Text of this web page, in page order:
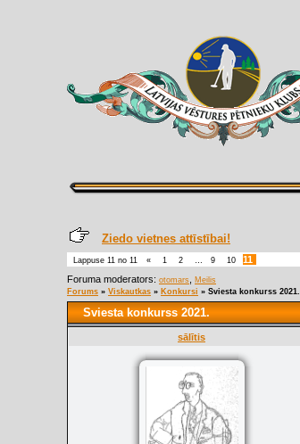
Ziedo vietnes attīstībai!
Lappuse 11 no 11 « 1 2 … 9 10
11
Foruma moderators: otomars
Meilis
Forums » Viskautkas » Konkursi » Sviesta konkurss 2021.
Sviesta konkurss 2021.
sālītis